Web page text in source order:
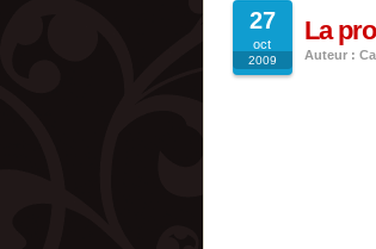
27
oct
2009
La
Auteur :